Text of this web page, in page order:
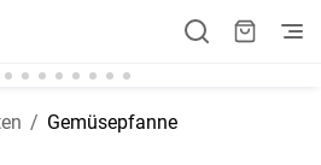
Gemüsepfanne